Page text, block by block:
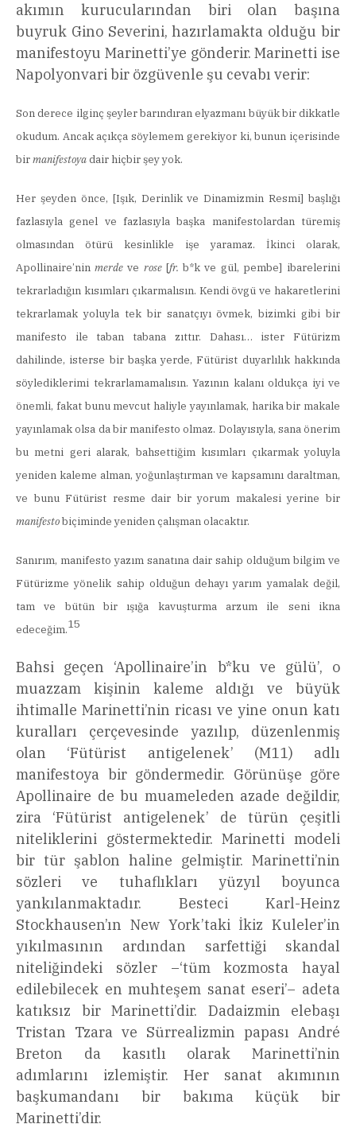
akımın kurucularından biri olan başına
buyruk Gino Severini, hazırlamakta olduğu bir
manifestoyu Marinetti’ye gönderir. Marinetti ise
Napolyonvari bir özgüvenle şu cevabı verir:
Son derece ilginç şeyler barındıran elyazmanı büyük bir dikkatle
okudum. Ancak açıkça söylemem gerekiyor ki, bunun içerisinde
birmanifestoyadair hiçbir şey yok.
Her şeyden önce, [Işık, Derinlik ve Dinamizmin Resmi] başlığı
fazlasıyla genel ve fazlasıyla başka manifestolardan türemiş
olmasından ötürü kesinlikle işe yaramaz. İkinci olarak,
Apollinaire’ninmerde ve rose[fr.b*k ve gül, pembe] ibarelerini
tekrarladığın kısımları çıkarmalısın. Kendi övgü ve hakaretlerini
tekrarlamak yoluyla tek bir sanatçıyı övmek, bizimki gibi bir
manifesto ile taban tabana zıttır. Dahası… ister Fütürizm
dahilinde, isterse bir başka yerde, Fütürist duyarlılık hakkında
söylediklerimi tekrarlamamalısın. Yazının kalanı oldukça iyi ve
önemli, fakat bunu mevcut haliyle yayınlamak, harika bir makale
yayınlamak olsa da bir manifesto olmaz. Dolayısıyla, sana önerim
bu metni geri alarak, bahsettiğim kısımları çıkarmak yoluyla
yeniden kaleme alman, yoğunlaştırman ve kapsamını daraltman,
ve bunu Fütürist resme dair bir yorum makalesi yerine bir
manifestobiçiminde yeniden çalışman olacaktır.
Sanırım, manifesto yazım sanatına dair sahip olduğum bilgim ve
Fütürizme yönelik sahip olduğun dehayı yarım yamalak değil,
tam ve bütün bir ışığa kavuşturma arzum ile seni ikna
edeceğim.15
Bahsi geçen ‘Apollinaire’in b*ku ve gülü’, o
muazzam kişinin kaleme aldığı ve büyük
ihtimalle Marinetti’nin ricası ve yine onun katı
kuralları çerçevesinde yazılıp, düzenlenmiş
olan ‘Fütürist antigelenek’ (M11) adlı
manifestoya bir göndermedir. Görünüşe göre
Apollinaire de bu muameleden azade değildir,
zira ‘Fütürist antigelenek’ de türün çeşitli
niteliklerini göstermektedir. Marinetti modeli
bir tür şablon haline gelmiştir. Marinetti’nin
sözleri ve tuhaflıkları yüzyıl boyunca
yankılanmaktadır. Besteci Karl-Heinz
Stockhausen’ın New York’taki İkiz Kuleler’in
yıkılmasının ardından sarfettiği skandal
niteliğindeki sözler –‘tüm kozmosta hayal
edilebilecek en muhteşem sanat eseri’– adeta
katıksız bir Marinetti’dir. Dadaizmin elebaşı
Tristan Tzara ve Sürrealizmin papası André
Breton da kasıtlı olarak Marinetti’nin
adımlarını izlemiştir. Her sanat akımının
başkumandanı bir bakıma küçük bir
Marinetti’dir.